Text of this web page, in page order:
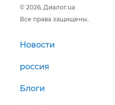
© 2026, Диалог.ua
Все права защищены.
Новости
россия
Блоги